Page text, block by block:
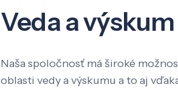
Veda a výskum
Naša spoločnosť má široké
oblasti vedy a výskumu a to aj